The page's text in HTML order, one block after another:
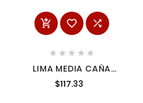
  
    
LIMA MEDIA CAÑA
BASTARDA 12" SURTEK
120304
$117.33